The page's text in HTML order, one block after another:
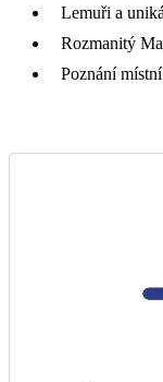
Lemuři a
Rozmanitý
Poznání